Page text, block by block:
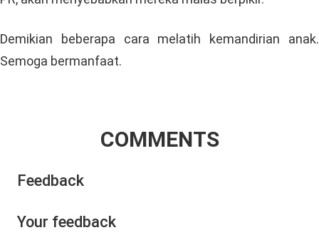
Demikian beberapa cara melatih kemandirian anak.
Semoga bermanfaat.
COMMENTS
Feedback
Your feedback